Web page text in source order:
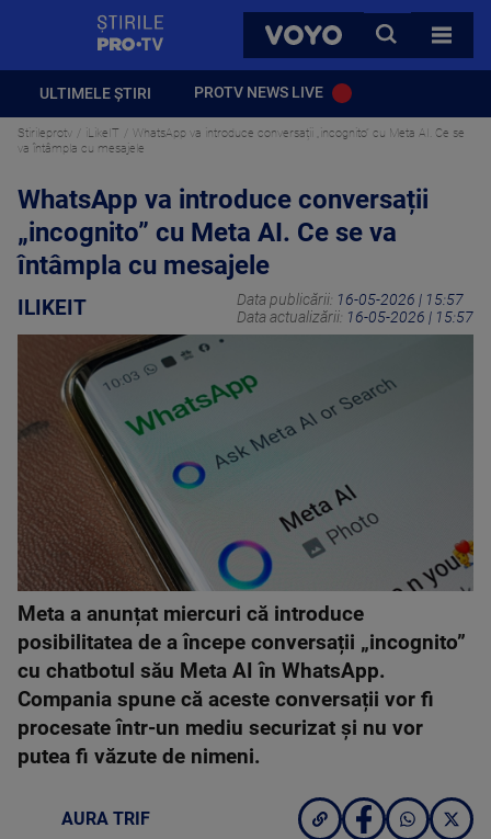
VOYO
CAUTA
TOATE
ULTIMELE ȘTIRI PROTV NEWS LIVE
Stirileprotv iLikeIT
WhatsApp va introduce conversații „incognito” cu Meta AI. Ce se
va întâmpla cu mesajele
WhatsApp va introduce conversații
„incognito” cu Meta AI. Ce se va
întâmpla cu mesajele
ILIKEIT Data publicării: 16-05-2026 | 15:57
Data actualizării: 16-05-2026 | 15:57
Meta a anunțat miercuri că introduce
posibilitatea de a începe conversații „incognito”
cu chatbotul său Meta AI în WhatsApp.
Compania spune că aceste conversații vor fi
procesate într-un mediu securizat și nu vor
putea fi văzute de nimeni.
AURA TRIF